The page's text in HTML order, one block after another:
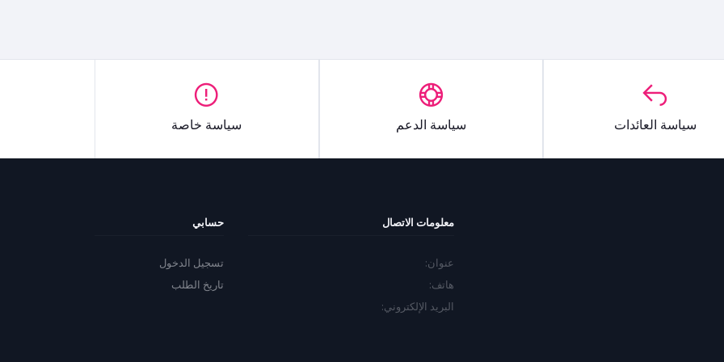
سياسة العائدات سياسة الدعم سياسة خاصة
معلومات الاتصال
عنوان:
هاتف:
البريد الإلكتروني:
حسابي
تسجيل الدخول
تاريخ الطلب